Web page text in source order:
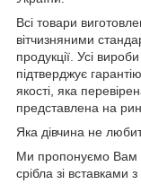
Всі товари
вітчизняними
продукції. Усі
підтверджує
якості, яка
представлена на
Яка дівчина не
Ми пропонуємо Вам
срібла зі вставками